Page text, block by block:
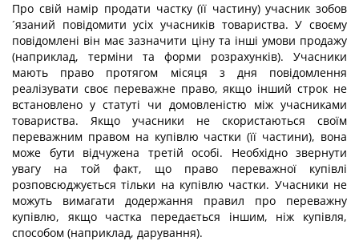
Про свій намір продати частку (її частину) учасник зобов
´язаний повідомити усіх учасників товариства. У своєму
повідомлені він має зазначити ціну та інші умови продажу
(наприклад, терміни та форми розрахунків). Учасники
мають право протягом місяця з дня повідомлення
реалізувати своє переважне право, якщо інший строк не
встановлено у статуті чи домовленістю між учасниками
товариства. Якщо учасники не скористаються своїм
переважним правом на купівлю частки (її частини), вона
може бути відчужена третій особі. Необхідно звернути
увагу на той факт, що право переважної купівлі
розповсюджується тільки на купівлю частки. Учасники не
можуть вимагати додержання правил про переважну
купівлю, якщо частка передається іншим, ніж купівля,
способом (наприклад, дарування).